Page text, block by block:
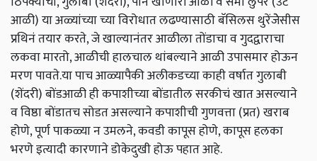
आळी) या अळ्यांच्या च्या विरोधात लढण्यासाठी बॅसिलस थुरेंजेेसीस
प्रथिनं तयार करते, जे खाल्यानंतर आळीला तोंडाचा व गुदद्वाराचा
लकवा मारतो, आळीची हालचाल थांबल्याने आळी उपासमार होऊन
मरण पावते.या पाच आळ्यापैकी अलीकडच्या काही वर्षात गुलाबी
(शेंदरी) बोंडआळी ही कपाशीच्या बोंडातील सरकीचं खात असल्याने
व विष्ठा बोंडातच सोडत असल्याने कपाशीची गुणवत्ता (प्रत) खराब
होणे, पूर्ण पाकळ्या न उमलने, कवडी कापूस होणे, कापूस हलका
भरणे इत्यादी कारणाने डोकेदुखी होऊ पहात आहे.